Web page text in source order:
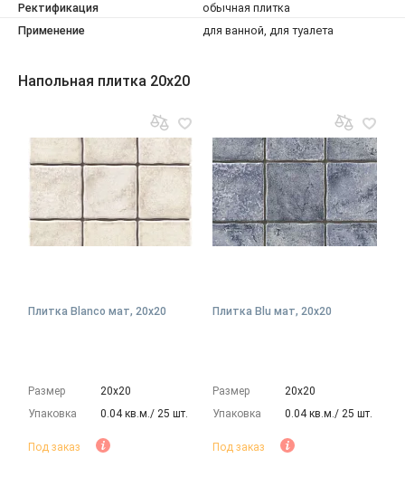
Ректификация
обычная плитка
Применение
для ванной, для туалета
Напольная плитка 20x20
Плитка Blanco мат, 20x20
Размер
20х20
Упаковка
0.04 кв.м./ 25 шт.
Под заказ
Плитка Blu мат, 20x20
Размер
20х20
Упаковка
0.04 кв.м./ 25 шт.
Под заказ